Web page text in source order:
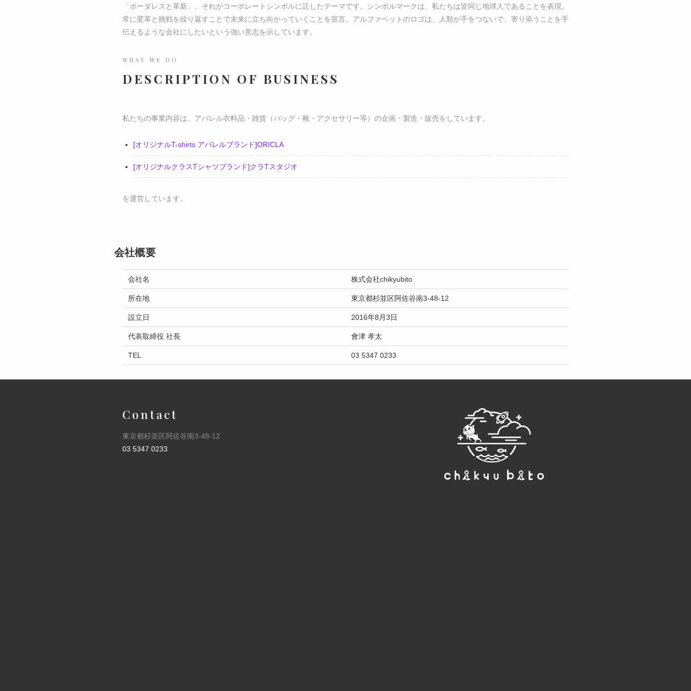
「ボーダレスと革新」。それがコーポレートシンボルに託したテーマです。シンボルマークは、私たちは皆同じ地球人であることを表現。
常に変革と挑戦を繰り返すことで未来に立ち向かっていくことを宣言。アルファベットのロゴは、人類が手をつないで、寄り添うことを手
伝えるような会社にしたいという強い意志を示しています。
WHAT WE DO
DESCRIPTION OF BUSINESS
私たちの事業内容は、アパレル衣料品・雑貨（バッグ・靴・アクセサリー等）の企画・製造・販売をしています。
[オリジナルT-shirts アパレルブランド]ORICLA
[オリジナルクラスTシャツブランド]クラTスタジオ
を運営しています。
会社概要
会社名 株式会社chikyubito
所在地 東京都杉並区阿佐谷南3-48-12
設立日 2016年8月3日
代表取締役 社長 會津 孝太
TEL 03 5347 0233
Contact
東京都杉並区阿佐谷南3-48-12
03 5347 0233